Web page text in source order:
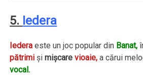
5. Iedera
Iedera este un joc popular din Banat,
pătrimi şimişcarevioaie, a cărui
vocal.